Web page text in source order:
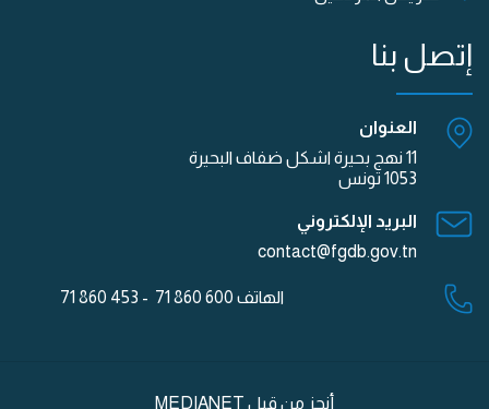
إتصل بنا
العنوان
1053 تونس
البريد الإلكتروني
contact@fgdb.gov.tn
الهاتف600 860 71 - 453 860 71
أنجز من قبلMEDIANET